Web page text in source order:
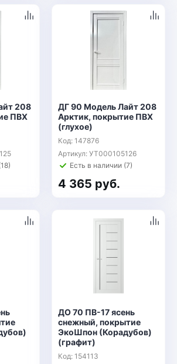
208
ПВХ
ДГ 90 Модель Лайт 208
Арктик, покрытие ПВХ
(глухое)
Код: 147876
Артикул: УТ000105126
Есть в наличии (7)
4 365 руб.
ДО 70 ПВ-17 ясень
снежный, покрытие
ЭкоШпон (Корадубов)
(графит)
Код: 154113